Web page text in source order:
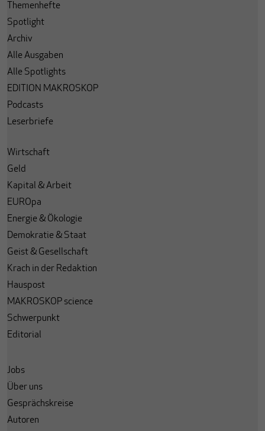
Themenhefte
Spotlight
Archiv
Alle Ausgaben
Alle Spotlights
EDITION MAKROSKOP
Podcasts
Leserbriefe
Wirtschaft
Geld
Kapital & Arbeit
EUROpa
Energie & Ökologie
Demokratie & Staat
Geist & Gesellschaft
Krach in der Redaktion
Hauspost
MAKROSKOP science
Schwerpunkt
Editorial
Jobs
Über uns
Gesprächskreise
Autoren